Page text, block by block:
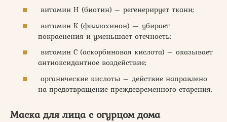
витамин Н (биотин) – регенерирует ткани;
витамин К (филлохинон) — убирает
покраснения и уменьшает отечность;
витамин С (аскорбиновая кислота) – оказывает
антиоксидантное воздействие;
органические кислоты – действие направлено
на предотвращение преждевременного старения.
Маска для лица с огурцом дома